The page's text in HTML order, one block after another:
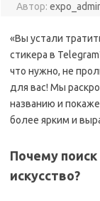
Автор:
«Вы устали
стикера в
что нужно, не
для вас! Мы
названию и
более ярким и
Почему поиск
искусство?